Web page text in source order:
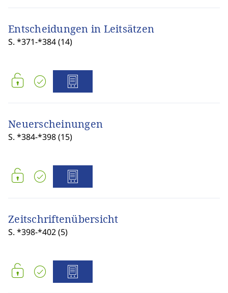
Entscheidungen in Leitsätzen
S. *371-*384 (14)
Neuerscheinungen
S. *384-*398 (15)
Zeitschriftenübersicht
S. *398-*402 (5)